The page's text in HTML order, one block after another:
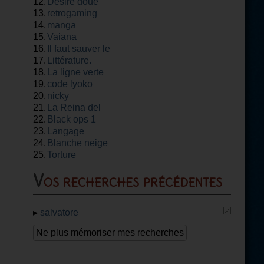
13. retrogaming
14. manga
15.Vaiana
16.
Il faut sauver le
soldat rayan
17.
Littérature.
18.
La ligne verte
19. code lyoko
20. nicky
21.
La Reina del
flow
22. Black ops 1
23.
Langage
24. Blanche neige
25.Torture
Vos recherches précédentes
▸ salvatore
Ne plus mémoriser mes recherches